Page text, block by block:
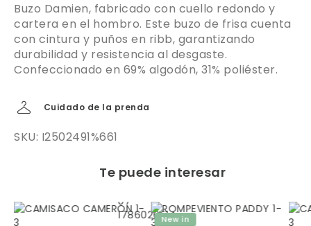
Buzo Damien, fabricado con cuello redondo y
cartera en el hombro. Este buzo de frisa cuenta
con cintura y puños en ribb, garantizando
durabilidad y resistencia al desgaste.
Confeccionado en 69% algodón, 31% poliéster.
Cuidado de la prenda
SKU: I2502491%661
Te puede interesar
New in